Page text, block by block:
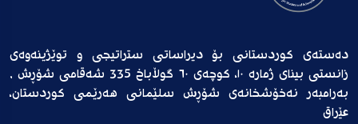
دەستەی کوردستانی بۆ دیراساتی ستراتیجی و توێژینەوەی
زانستی بینای ژمارە ١٠، کوچەی ٦٠ گوڵاباخ 335 شەقامی شۆڕش ,
بەرامبەر نەخۆشخانەی شۆڕش سلێمانی هەرێمی کوردستان،
عێراق